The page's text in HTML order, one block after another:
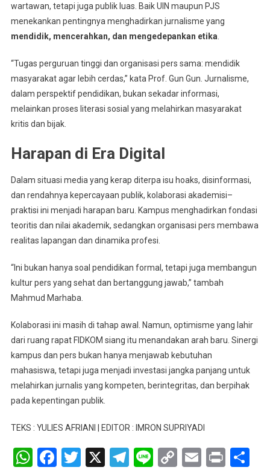
wartawan, tetapi juga publik luas. Baik UIN maupun PJS
menekankan pentingnya menghadirkan jurnalisme yang
mendidik, mencerahkan, dan mengedepankan etika.
“Tugas perguruan tinggi dan organisasi pers sama: mendidik
masyarakat agar lebih cerdas,” kata Prof. Gun Gun. Jurnalisme,
dalam perspektif pendidikan, bukan sekadar informasi,
melainkan proses literasi sosial yang melahirkan masyarakat
kritis dan bijak.
Harapan di Era Digital
Dalam situasi media yang kerap diterpa isu hoaks, disinformasi,
dan rendahnya kepercayaan publik, kolaborasi akademisi–
praktisi ini menjadi harapan baru. Kampus menghadirkan fondasi
teoritis dan nilai akademik, sedangkan organisasi pers membawa
realitas lapangan dan dinamika profesi.
“Ini bukan hanya soal pendidikan formal, tetapi juga membangun
kultur pers yang sehat dan bertanggung jawab,” tambah
Mahmud Marhaba.
Kolaborasi ini masih di tahap awal. Namun, optimisme yang lahir
dari ruang rapat FIDKOM siang itu menandakan arah baru. Sinergi
kampus dan pers bukan hanya menjawab kebutuhan
mahasiswa, tetapi juga menjadi investasi jangka panjang untuk
melahirkan jurnalis yang kompeten, berintegritas, dan berpihak
pada kepentingan publik.
TEKS : YULIES AFRIANI | EDITOR : IMRON SUPRIYADI
WhatsApp
Facebook
Twitter
X Telegram
LineCopyEmailPrint